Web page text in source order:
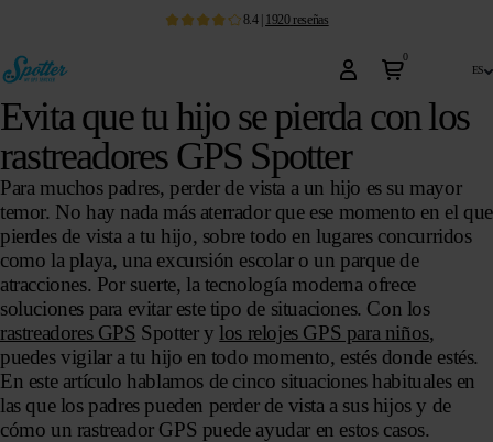
8.4| 1920 reseñas
0
es
Evita que tu hijo se pierda con los
rastreadores GPS Spotter
Para muchos padres, perder de vista a un hijo es su mayor
temor. No hay nada más aterrador que ese momento en el que
pierdes de vista a tu hijo, sobre todo en lugares concurridos
como la playa, una excursión escolar o un parque de
atracciones. Por suerte, la tecnología moderna ofrece
soluciones para evitar este tipo de situaciones. Con los
rastreadores GPS Spotter y los relojes GPS para niños,
puedes vigilar a tu hijo en todo momento, estés donde estés.
En este artículo hablamos de cinco situaciones habituales en
las que los padres pueden perder de vista a sus hijos y de
cómo un rastreador GPS puede ayudar en estos casos.